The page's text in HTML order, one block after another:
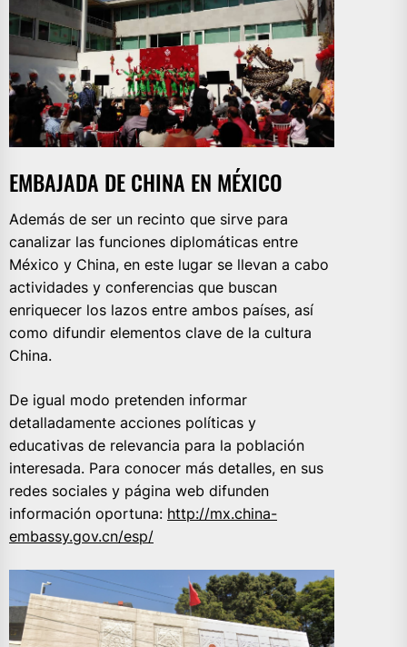
EMBAJADA DE CHINA EN MÉXICO
Además de ser un recinto que sirve para
canalizar las funciones diplomáticas entre
México y China, en este lugar se llevan a cabo
actividades y conferencias que buscan
enriquecer los lazos entre ambos países, así
como difundir elementos clave de la cultura
China.
De igual modo pretenden informar
detalladamente acciones políticas y
educativas de relevancia para la población
interesada. Para conocer más detalles, en sus
redes sociales y página web difunden
información oportuna: http://mx.china-
embassy.gov.cn/esp/